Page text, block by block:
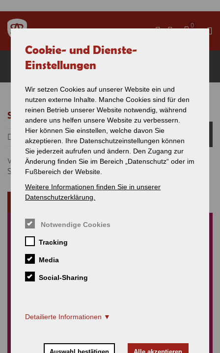
Cookie- und Dienste-
Einstellungen
Wir setzen Cookies auf unserer Website ein und
nutzen externe Inhalte. Manche Cookies sind für den
reinen Betrieb unserer Website notwendig, während
andere uns helfen unsere Website zu verbessern.
Hier können Sie einstellen, welche davon Sie
akzeptieren. Ihre Datenschutzeinstellungen können
Sie jederzeit aufrufen und ändern. Den Zugang zur
Änderung finden Sie im Bereich „Datenschutz“ oder im
Fußbereich der Website.
Weitere Informationen finden Sie in unserer
Datenschutzerklärung.
Notwendige Cookies
Tracking
Media
Social-Sharing
Detailierte Informationen
0
Presse
Sie sind hier
Sperrungen auf der Donaubahn
Kommunikation Presse
vom 30. Juli bis 13. September 2026
Schienenersatzverkehr zwischen Ulm und Schelklingen
WEITERLESEN